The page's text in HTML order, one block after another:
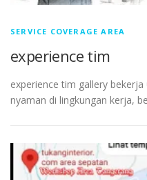
SERVICE COVERAGE AREA
experience tim
experience tim gallery
nyaman di lingkungan kerja,